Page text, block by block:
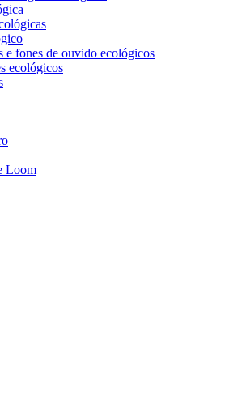
e fones de ouvido ecológicos
ecológicos
Loom